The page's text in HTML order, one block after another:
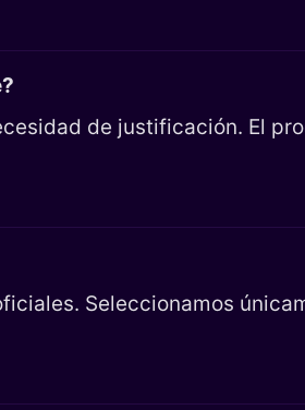
de justificación. El
Seleccionamos